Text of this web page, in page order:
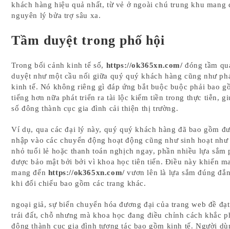
khách hàng hiệu quả nhất, từ vẻ ở ngoài chú trung khu mang
nguyên lý bửa trợ sâu xa.
Tầm duyệt trong phố hội
Trong bối cảnh kinh tế số, https://ok365xn.com/đóng tầm
duyệt như một cầu nối giữa quý quý khách hàng cũng như
kinh tế. Nó không riêng gì đáp ứng bắt buộc buộc phải bao
tiếng hơn nữa phát triển ra tài lộc kiếm tiền trong thực tiễn,
số đông thành cục gia đình cải thiện thị trường.
Ví dụ, qua các đại lý này, quý quý khách hàng đã bao gồm
nhập vào các chuyển động hoạt động cũng như sinh hoạt
nhỏ tuổi lẻ hoặc thanh toán nghịch ngay, phần nhiều lựa sắm
được bảo mật bởi bởi vì khoa học tiên tiến. Điều này khiến
mang đến https://ok365xn.com/vươn lên là lựa sắm đúng
khi đối chiếu bao gồm các trang khác.
ngoại giả, sự biến chuyển hóa đương đại của trang web đề
trái đất, chỗ nhưng mà khoa học đang điều chỉnh cách khắc
đông thành cục gia đình tương tác bao gồm kinh tế. Người